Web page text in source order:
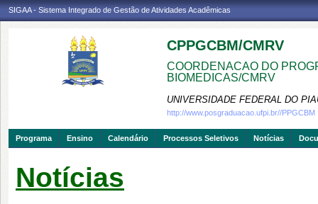
SIGAA - Sistema Integrado de Gestão de Atividades Acadêmicas
CPPGCBM/CMRV
COORDENACAO DO
BIOMEDICAS/CMRV
UNIVERSIDADE FEDERAL DO
http://www.posgraduacao.ufpi.br//PPGCBM
Programa Ensino Calendário Processos Seletivos Notícias
Notícias